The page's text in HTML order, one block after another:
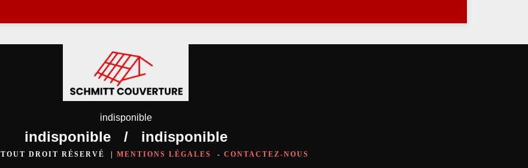
indisponible
indisponible / indisponible
DROIT RÉSERVÉ | MENTIONS LÉGALES - CONTACTEZ-NOUS